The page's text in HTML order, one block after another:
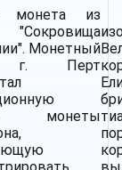
монета из
Монетный
г. Перт
монеты